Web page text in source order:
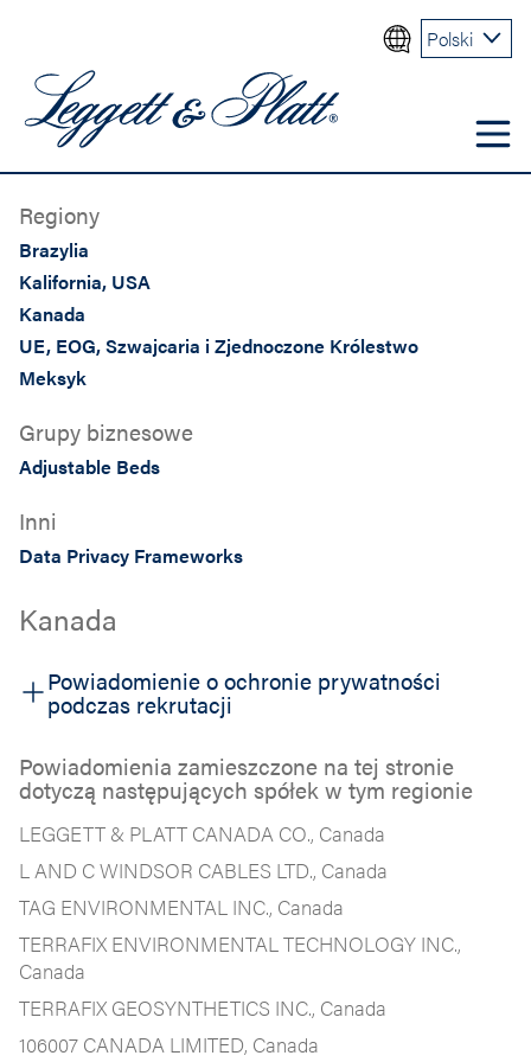
Polski
Regiony
Brazylia
Kalifornia, USA
Kanada
UE, EOG, Szwajcaria i Zjednoczone Królestwo
Meksyk
Grupy biznesowe
Adjustable Beds
Inni
Data Privacy Frameworks
Kanada
Powiadomienie o ochronie prywatności
podczas rekrutacji
Powiadomienia zamieszczone na tej stronie
dotyczą następujących spółek w tym regionie
LEGGETT & PLATT CANADA CO., Canada
L AND C WINDSOR CABLES LTD., Canada
TAG ENVIRONMENTAL INC., Canada
TERRAFIX ENVIRONMENTAL TECHNOLOGY INC.,
Canada
TERRAFIX GEOSYNTHETICS INC., Canada
106007 CANADA LIMITED, Canada